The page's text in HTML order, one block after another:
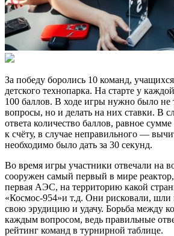
За победу боролись 10 команд,
детского технопарка. На старте у
100 баллов. В ходе игры нужно было не
вопросы, но и делать на них ставки. В
ответа количество баллов, равное
к счёту, в случае неправильного —
необходимо было дать за 30 секунд.
Во время игры участники отвечали на
сооружен самый первый в мире
первая АЭС, на территорию какой
«Космос-954»и т.д. Они рисковали, шли
свою эрудицию и удачу. Борьба между
каждым вопросом, ведь правильные
рейтинг команд в турнирной таблице.